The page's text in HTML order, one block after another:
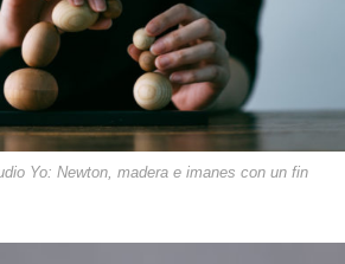
Yo: Newton, madera e imanes con un fin